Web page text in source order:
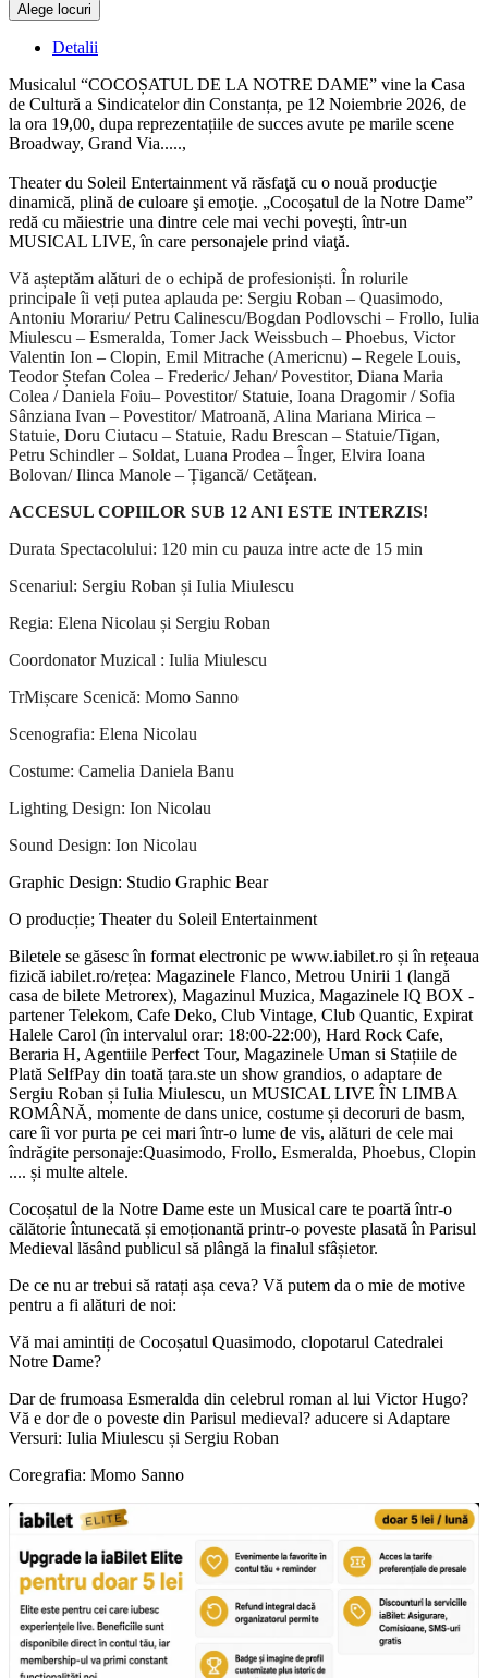
Alege locuri
Detalii
Musicalul “COCOȘATUL DE LA NOTRE DAME” vine la Casa
de Cultură a Sindicatelor din Constanța, pe 12 Noiembrie 2026, de
la ora 19,00, dupa reprezentațiile de succes avute pe marile scene
Broadway, Grand Via.....,
Theater du Soleil Entertainment vă răsfaţă cu o nouă producţie
dinamică, plină de culoare şi emoţie. „Cocoșatul de la Notre Dame”
redă cu măiestrie una dintre cele mai vechi poveşti, într-un
MUSICAL LIVE, în care personajele prind viaţă.
Vă așteptăm alături de o echipă de profesioniști. În rolurile
principale îi veți putea aplauda pe: Sergiu Roban – Quasimodo,
Antoniu Morariu/ Petru Calinescu/Bogdan Podlovschi – Frollo, Iulia
Miulescu – Esmeralda, Tomer Jack Weissbuch – Phoebus, Victor
Valentin Ion – Clopin, Emil Mitrache (Americnu) – Regele Louis,
Teodor Ștefan Colea – Frederic/ Jehan/ Povestitor, Diana Maria
Colea / Daniela Foiu– Povestitor/ Statuie, Ioana Dragomir / Sofia
Sânziana Ivan – Povestitor/ Matroană, Alina Mariana Mirica –
Statuie, Doru Ciutacu – Statuie, Radu Brescan – Statuie/Tigan,
Petru Schindler – Soldat, Luana Prodea – Înger, Elvira Ioana
Bolovan/ Ilinca Manole – Țigancă/ Cetățean.
ACCESUL COPIILOR SUB 12 ANI ESTE INTERZIS!
Durata Spectacolului: 120 min cu pauza intre acte de 15 min
Scenariul: Sergiu Roban și Iulia Miulescu
Regia: Elena Nicolau și Sergiu Roban
Coordonator Muzical : Iulia Miulescu
TrMișcare Scenică: Momo Sanno
Scenografia: Elena Nicolau
Costume: Camelia Daniela Banu
Lighting Design: Ion Nicolau
Sound Design: Ion Nicolau
Graphic Design: Studio Graphic Bear
O producție; Theater du Soleil Entertainment
Biletele se găsesc în format electronic pe www.iabilet.ro și în rețeaua
fizică iabilet.ro/rețea: Magazinele Flanco, Metrou Unirii 1 (langă
casa de bilete Metrorex), Magazinul Muzica, Magazinele IQ BOX -
partener Telekom, Cafe Deko, Club Vintage, Club Quantic, Expirat
Halele Carol (în intervalul orar: 18:00-22:00), Hard Rock Cafe,
Beraria H, Agentiile Perfect Tour, Magazinele Uman si Stațiile de
Plată SelfPay din toată țara.ste un show grandios, o adaptare de
Sergiu Roban și Iulia Miulescu, un MUSICAL LIVE ÎN LIMBA
ROMÂNĂ, momente de dans unice, costume și decoruri de basm,
care îi vor purta pe cei mari într-o lume de vis, alături de cele mai
îndrăgite personaje:Quasimodo, Frollo, Esmeralda, Phoebus, Clopin
.... și multe altele.
Cocoșatul de la Notre Dame este un Musical care te poartă într-o
călătorie întunecată și emoționantă printr-o poveste plasată în Parisul
Medieval lăsând publicul să plângă la finalul sfâșietor.
De ce nu ar trebui să ratați așa ceva? Vă putem da o mie de motive
pentru a fi alături de noi:
Vă mai amintiți de Cocoșatul Quasimodo, clopotarul Catedralei
Notre Dame?
Dar de frumoasa Esmeralda din celebrul roman al lui Victor Hugo?
Vă e dor de o poveste din Parisul medieval? aducere si Adaptare
Versuri: Iulia Miulescu și Sergiu Roban
Coregrafia: Momo Sanno